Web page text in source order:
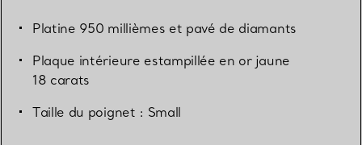
Platine 950 millièmes et pavé de diamants
Plaque intérieure estampillée en or jaune
18 carats
Taille du poignet : Small